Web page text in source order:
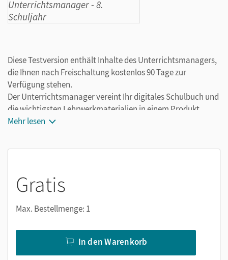
Diese Testversion enthält Inhalte des Unterrichtsmanagers,
die Ihnen nach Freischaltung kostenlos 90 Tage zur
Verfügung stehen.
Der Unterrichtsmanager vereint Ihr digitales Schulbuch und
die wichtigsten Lehrwerkmaterialien in einem Produkt.
Ergänzt um hilfreiche Planungstools, vereinfacht er Ihre
Mehr lesen
Gratis
Max. Bestellmenge: 1
In den Warenkorb